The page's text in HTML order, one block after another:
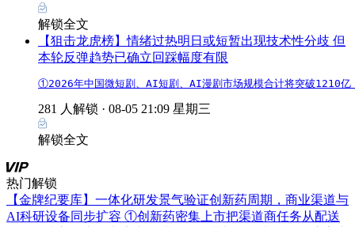
解锁全文
【狙击龙虎榜】情绪过热明日或短暂出现技术性分歧 但
本轮反弹趋势已确立回踩幅度有限
①2026年中国微短剧、AI短剧、AI漫剧市场规模合计将突破1210亿
281 人解锁 · 08-05 21:09 星期三
解锁全文
热门解锁
【金牌纪要库】一体化研发景气验证创新药周期，商业渠道与
AI科研设备同步扩容 ①创新药密集上市把渠道商任务从配送